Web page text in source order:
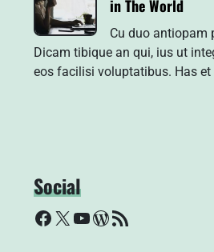
in The World
Cu duo antiopam
Dicam tibique an qui, ius ut
eos facilisi voluptatibus. Has
Social
Facebook
X YouTube
WordPress
RSS Feed